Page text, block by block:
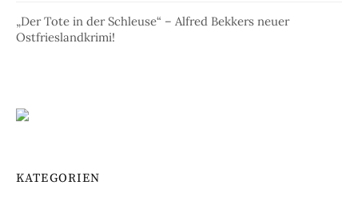
„Der Tote in der Schleuse“ – Alfred Bekkers neuer
Ostfrieslandkrimi!
KATEGORIEN